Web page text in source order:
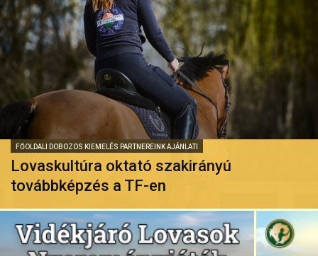
FŐOLDALI DOBOZOS KIEMELÉS PARTNEREINK AJÁNLATI
Lovaskultúra oktató szakirányú
továbbképzés a TF-en